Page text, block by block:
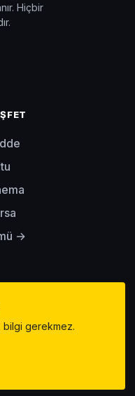
Hiçbir
→
bilgi gerekmez.